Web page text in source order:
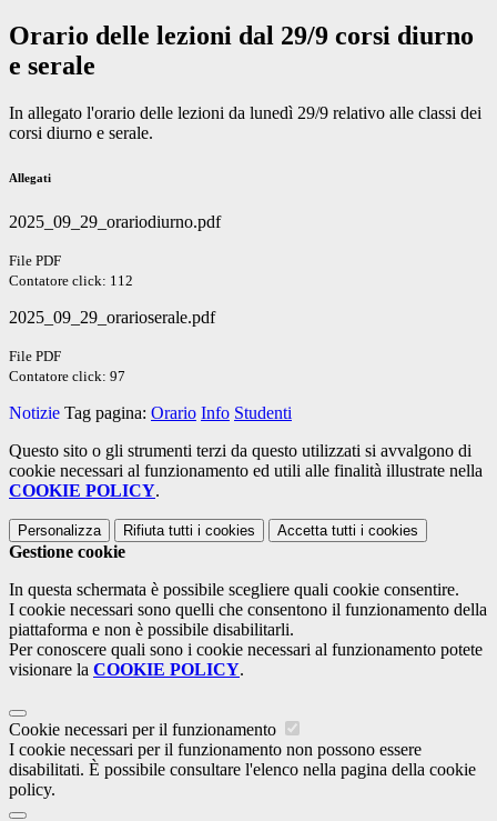
Orario delle lezioni dal 29/9 corsi diurno
e serale
In allegato l'orario delle lezioni da lunedì 29/9 relativo alle classi dei
corsi diurno e serale.
Allegati
2025_09_29_orariodiurno.pdf
File PDF
Contatore click: 112
2025_09_29_orarioserale.pdf
File PDF
Contatore click: 97
Notizie Tag pagina: Orario Info Studenti
Questo sito o gli strumenti terzi da questo utilizzati si avvalgono di
cookie necessari al funzionamento ed utili alle finalità illustrate nella
COOKIE POLICY.
Personalizza Rifiuta tutti i cookies Accetta tutti i cookies
Gestione cookie
In questa schermata è possibile scegliere quali cookie consentire.
I cookie necessari sono quelli che consentono il funzionamento della
piattaforma e non è possibile disabilitarli.
Per conoscere quali sono i cookie necessari al funzionamento potete
visionare la COOKIE POLICY.
Cookie necessari per il funzionamento
I cookie necessari per il funzionamento non possono essere
disabilitati. È possibile consultare l'elenco nella pagina della cookie
policy.